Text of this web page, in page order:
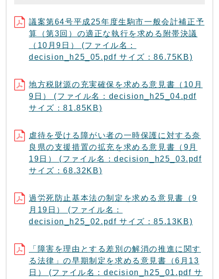
議案第64号平成25年度生駒市一般会計補正予
算（第3回）の適正な執行を求める附帯決議
（10月9日） (ファイル名：
decision_h25_05.pdf サイズ：86.75KB)
地方税財源の充実確保を求める意見書（10月
9日） (ファイル名：decision_h25_04.pdf
サイズ：81.85KB)
虐待を受ける障がい者の一時保護に対する奈
良県の支援措置の拡充を求める意見書（9月
19日） (ファイル名：decision_h25_03.pdf
サイズ：68.32KB)
過労死防止基本法の制定を求める意見書（9
月19日） (ファイル名：
decision_h25_02.pdf サイズ：85.13KB)
「障害を理由とする差別の解消の推進に関す
る法律」の早期制定を求める意見書（6月13
日） (ファイル名：decision_h25_01.pdf サ